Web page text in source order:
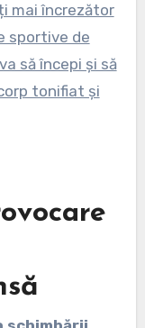
mai încrezător
sportive de
să începi și să
tonifiat și